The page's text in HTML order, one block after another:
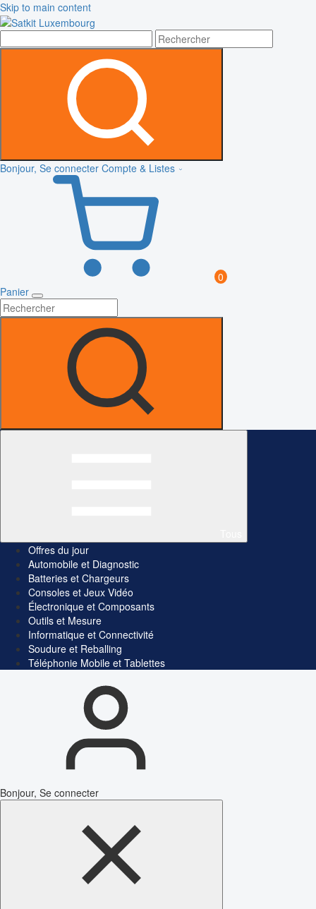
Skip to main content
Bonjour, Se connecter Compte & Listes
0
Panier
Offres du jour
Automobile et Diagnostic
Batteries et Chargeurs
Consoles et Jeux Vidéo
Électronique et Composants
Outils et Mesure
Informatique et Connectivité
Soudure et Reballing
Téléphonie Mobile et Tablettes
Bonjour, Se connecter